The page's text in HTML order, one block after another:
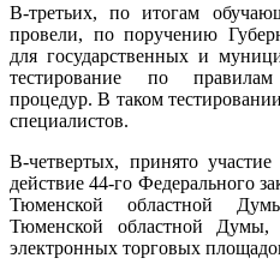
В-третьих, по итогам
провели, по поручению
для государственных и
тестирование по
процедур. В таком
специалистов.
В-четвертых, принято
действие 44-го Федерального
Тюменской областной
Тюменской областной Думы,
электронных торговых